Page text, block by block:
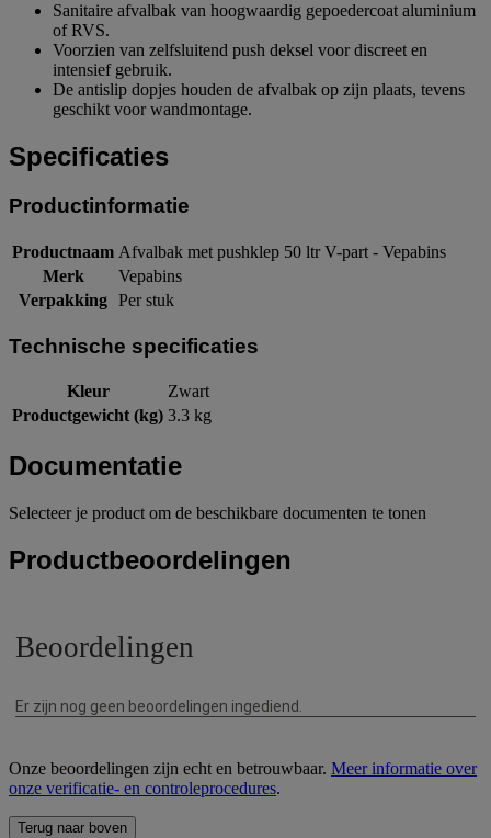
Sanitaire afvalbak van hoogwaardig gepoedercoat aluminium
of RVS.
Voorzien van zelfsluitend push deksel voor discreet en
intensief gebruik.
De antislip dopjes houden de afvalbak op zijn plaats, tevens
geschikt voor wandmontage.
Specificaties
Productinformatie
Productnaam Afvalbak met pushklep 50 ltr V-part - Vepabins
Merk
Vepabins
Verpakking Per stuk
Technische specificaties
Kleur
Zwart
Productgewicht (kg) 3.3 kg
Documentatie
Selecteer je product om de beschikbare documenten te tonen
Productbeoordelingen
Onze beoordelingen zijn echt en betrouwbaar. Meer informatie over
onze verificatie- en controleprocedures.
Terug naar boven